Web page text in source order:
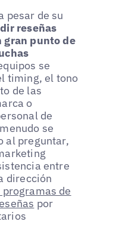
pesar de su
reseñas
gran punto de
se
timing, el tono
de las
o
de
se
al preguntar,
entre
dirección
de
por